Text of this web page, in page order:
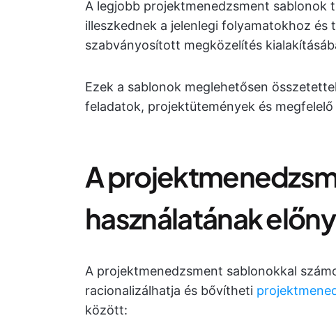
A legjobb projektmenedzsment sablonok
illeszkednek a jelenlegi folyamatokhoz
szabványosított megközelítés
Ezek a sablonok meglehetősen
feladatok, projektütemények és
A
használatának
A projektmenedzsment sablonokkal
racionalizálhatja és bővítheti
között: